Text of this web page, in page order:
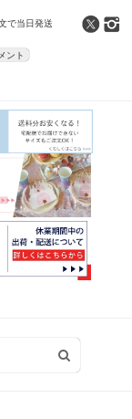
で当日発送
ント